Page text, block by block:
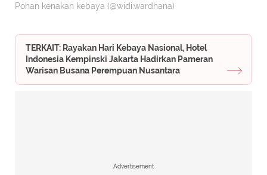
Pohan kenakan kebaya (@widi.wardhana)
TERKAIT: Rayakan Hari Kebaya Nasional, Hotel
Indonesia Kempinski Jakarta Hadirkan Pameran
Warisan Busana Perempuan Nusantara
Advertisement